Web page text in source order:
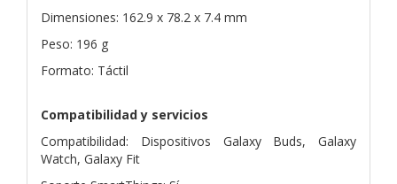
Dimensiones: 162.9 x 78.2 x 7.4 mm
Peso: 196 g
Formato: Táctil
Compatibilidad y servicios
Compatibilidad: Dispositivos Galaxy Buds, Galaxy
Watch, Galaxy Fit